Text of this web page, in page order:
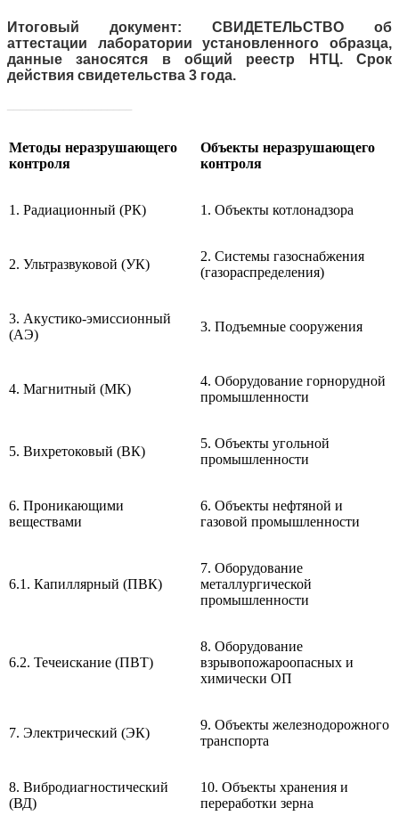
Итоговый документ: СВИДЕТЕЛЬСТВО об
аттестации лаборатории установленного образца,
данные заносятся в общий реестр НТЦ. Срок
действия свидетельства 3 года.
Методы неразрушающего
контроля
Объекты неразрушающего
контроля
1. Радиационный (РК) 1. Объекты котлонадзора
2. Ультразвуковой (УК)
2. Системы газоснабжения
(газораспределения)
3. Акустико-эмиссионный
(АЭ)
3. Подъемные сооружения
4. Магнитный (МК)
4. Оборудование горнорудной
промышленности
5. Вихретоковый (ВК)
5. Объекты угольной
промышленности
6. Проникающими
веществами
6. Объекты нефтяной и
газовой промышленности
6.1. Капиллярный (ПВК)
7. Оборудование
металлургической
промышленности
6.2. Течеискание (ПВТ)
8. Оборудование
взрывопожароопасных и
химически ОП
7. Электрический (ЭК)
9. Объекты железнодорожного
транспорта
8. Вибродиагностический
(ВД)
10. Объекты хранения и
переработки зерна